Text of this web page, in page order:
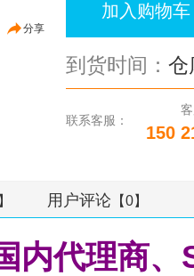
分享
加入购物车
到货时间： 仓
联系客服：
150
用户评论 【0】
内代理商